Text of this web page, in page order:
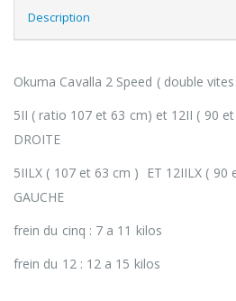
Description
Okuma Cavalla 2 Speed ( double
5II ( ratio 107 et 63 cm) et 12II ( 90
DROITE
5IILX ( 107 et 63 cm ) ET 12IILX ( 90
GAUCHE
frein du cinq : 7 a 11 kilos
frein du 12 : 12 a 15 kilos